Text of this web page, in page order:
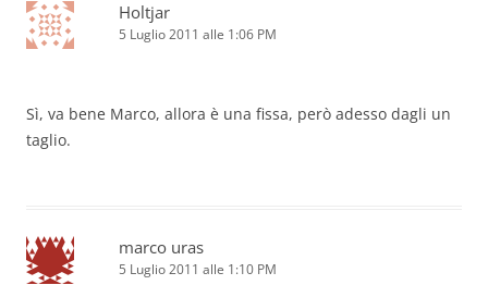
Holtjar
5 Luglio 2011 alle 1:06 PM
Sì, va bene Marco, allora è una fissa, però adesso dagli un
taglio.
marco uras
5 Luglio 2011 alle 1:10 PM